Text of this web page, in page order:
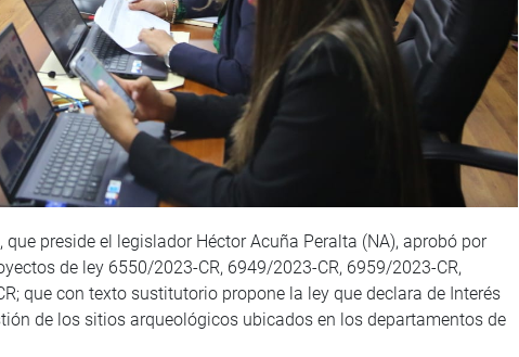
preside el legislador Héctor Acuña Peralta (NA), aprobó por
de ley 6550/2023-CR, 6949/2023-CR, 6959/2023-CR,
que con texto sustitutorio propone la ley que declara de Interés
de los sitios arqueológicos ubicados en los departamentos de